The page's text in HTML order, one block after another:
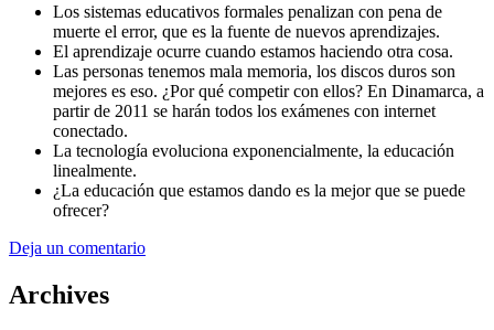
Los sistemas educativos formales penalizan con pena de
muerte el error, que es la fuente de nuevos aprendizajes.
El aprendizaje ocurre cuando estamos haciendo otra cosa.
Las personas tenemos mala memoria, los discos duros son
mejores es eso. ¿Por qué competir con ellos? En Dinamarca, a
partir de 2011 se harán todos los exámenes con internet
conectado.
La tecnología evoluciona exponencialmente, la educación
linealmente.
¿La educación que estamos dando es la mejor que se puede
ofrecer?
Deja un comentario
Archives